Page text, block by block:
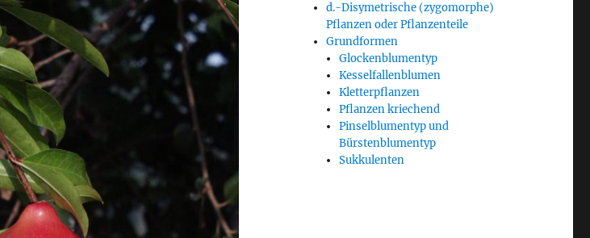
d.-Disymetrische (zygomorphe)
Pflanzen oder Pflanzenteile
Grundformen
Glockenblumentyp
Kesselfallenblumen
Kletterpflanzen
Pflanzen kriechend
Pinselblumentyp und
Bürstenblumentyp
Sukkulenten